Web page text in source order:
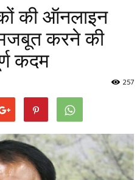
की ऑनलाइन
करने की
कदम
257